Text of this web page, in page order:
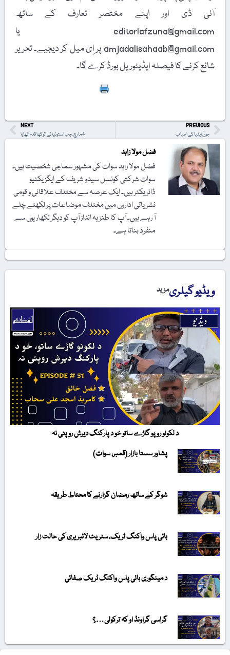
آئی ڈی اور اپنے مختصر تعارف کے ساتھ
editorlafzuna@gmail.com یا
amjadalisahaab@gmail.com پر اِی میل کر دیجیے۔ تحریر
شائع کرنے کا فیصلہ ایڈیٹوریل بورڈ کرے گا۔
PREVIOUS
جونؔ ایلیا کے احباب
NEXT
4 مارچ، جب استونیا نے انوکھا قدم اٹھایا
فضل مولا زاہد
فضل مولا زاہد سوات کی مشہور سماجی شخصیت ہیں۔
سوات شرکتی کونسل سیدو شریف کے ایگزیکٹیو
ڈائریکٹر ہیں۔ ایک عرصہ سے مختلف علاقائی و قومی
نشریاتی اداروں میں مختلف موضاعات پر لکھتے چلے
آ رہے ہیں۔ آپ کا طنزیہ انداز آپ کو دیگر لکھاریوں سے
منفرد بناتا ہے۔
ویڈیو گیلریمزید
د لکونو روپو گاڑے ساتو خو د پارکنگ دیرش روپئی نہ
پشاور سستا بازار (قمبر، سوات)
شوگر کے ساتھ رمضان گزارنے کا محتاط طریقہ
بائی پاس واکنگ ٹریک، سٹریٹ لائبریری کی حالت زار
د مینگوری بائی پاس واکنگ ٹریک صفائی
گراسی گراونڈ او کہ ترکولی….؟